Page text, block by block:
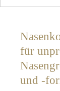
für
und -